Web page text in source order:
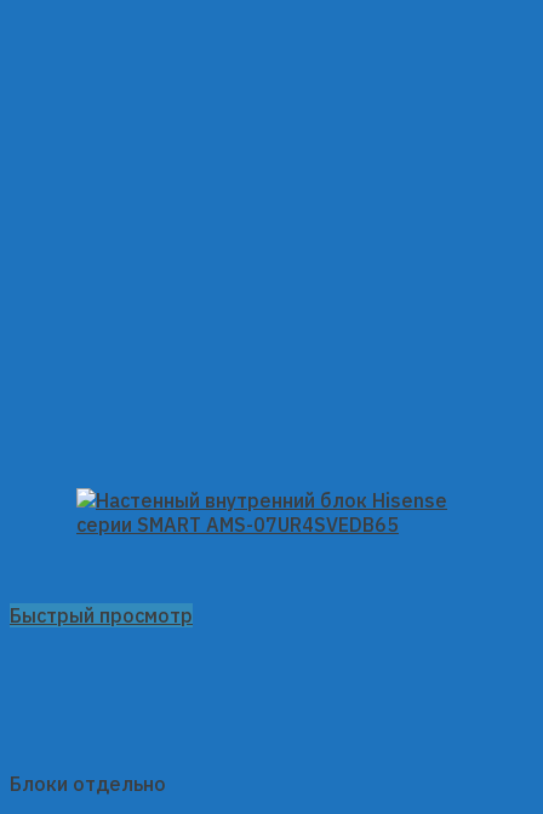
Быстрый просмотр
Блоки отдельно